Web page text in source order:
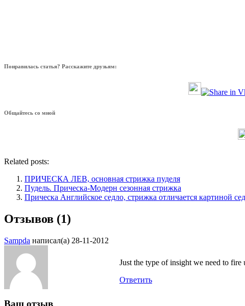
Понравилась статья? Расскажите друзьям:
Общайтесь со мной
Related posts:
ПРИЧЕСКА ЛЕВ, основная стрижка пуделя
Пудель. Прическа-Модерн сезонная стрижка
Прическа Английское седло, стрижка отличается картиной
Отзывов (1)
Sampda написал(а) 28-11-2012
Just the type of insight we need to fire
Ответить